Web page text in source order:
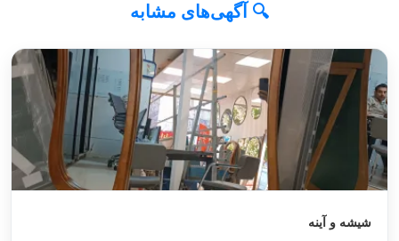
🔍 آگهی‌های مشابه
شیشه و آینه